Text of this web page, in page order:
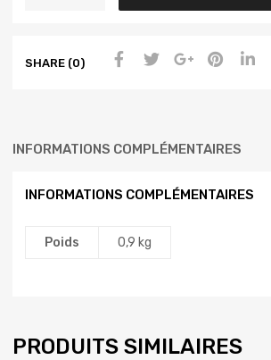
SHARE (0)
INFORMATIONS COMPLÉMENTAIRES
INFORMATIONS COMPLÉMENTAIRES
Poids 0,9 kg
PRODUITS SIMILAIRES